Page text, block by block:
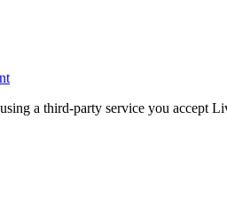
a third-party service you accept